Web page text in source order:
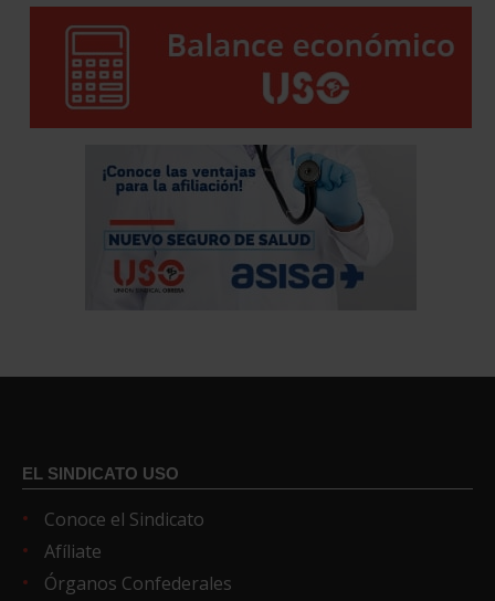
EL SINDICATO USO
Conoce el Sindicato
Afíliate
Órganos Confederales